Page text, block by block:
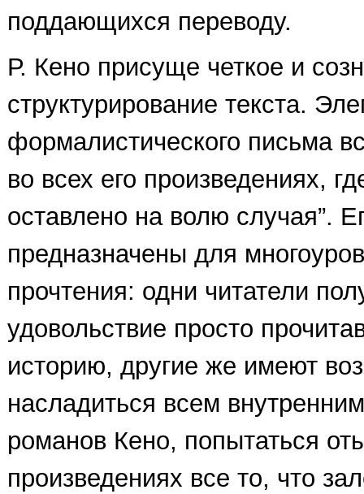
поддающихся переводу.
Р. Кено присуще четкое и
структурирование текста.
формалистического письма
во всех его произведениях,
оставлено на волю случая”.
предназначены для
прочтения: одни читатели
удовольствие просто
историю, другие же имеют
насладиться всем
романов Кено, попытаться
произведениях все то, что